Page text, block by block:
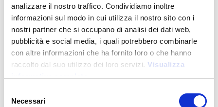
analizzare il nostro traffico. Condividiamo inoltre
informazioni sul modo in cui utilizza il nostro sito con i
nostri partner che si occupano di analisi dei dati web,
pubblicità e social media, i quali potrebbero combinarle
con altre informazioni che ha fornito loro o che hanno
raccolto dal suo utilizzo dei loro servizi. Visualizza
delNecessari